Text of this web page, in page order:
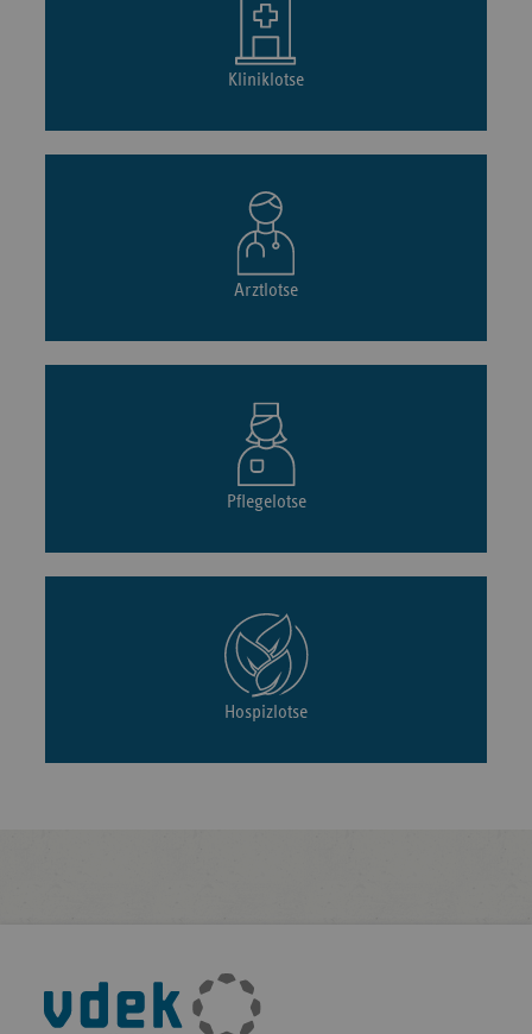
Kliniklotse
Arztlotse
Pflegelotse
Hospizlotse
Fußleisten-
Navigation